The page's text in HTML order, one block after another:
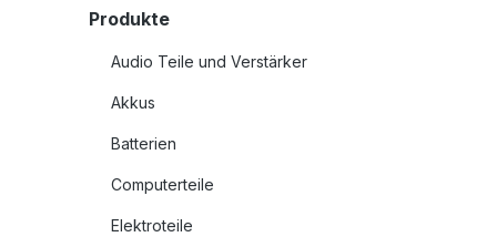
Produkte
Audio Teile und Verstärker
Akkus
Batterien
Computerteile
Elektroteile